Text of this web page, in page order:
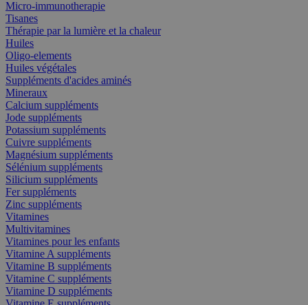
Micro-immunotherapie
Tisanes
Thérapie par la lumière et la chaleur
Huiles
Oligo-elements
Huiles végétales
Suppléments d'acides aminés
Mineraux
Calcium suppléments
Jode suppléments
Potassium suppléments
Cuivre suppléments
Magnésium suppléments
Sélénium suppléments
Silicium suppléments
Fer suppléments
Zinc suppléments
Vitamines
Multivitamines
Vitamines pour les enfants
Vitamine A suppléments
Vitamine B suppléments
Vitamine C suppléments
Vitamine D suppléments